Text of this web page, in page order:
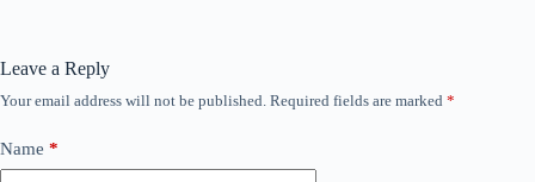
Leave a Reply
Your email address will not be published. Required fields are marked *
Name *